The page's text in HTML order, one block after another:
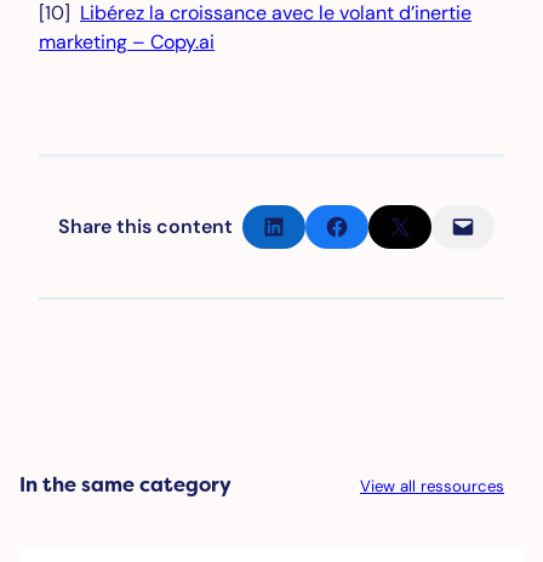
[10] Libérez la croissance avec le volant d’inertie
marketing – Copy.ai
Share this content Partager sur LinkedInPartager sur Facebook
Partager sur X Envoyer cette page par e-mail
In the same category View all ressources